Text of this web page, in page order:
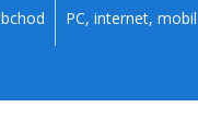
PC, internet, mobil